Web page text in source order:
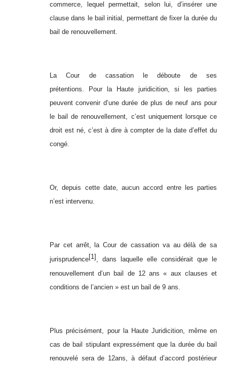
commerce, lequel permettait, selon lui, d’insérer une
clause dans le bail initial, permettant de fixer la durée du
bail de renouvellement.
La Cour de cassation le déboute de ses
prétentions. Pour la Haute juridicition, si les parties
peuvent convenir d’une durée de plus de neuf ans pour
le bail de renouvellement, c’est uniquement lorsque ce
droit est né, c’est à dire à compter de la date d’effet du
congé.
Or, depuis cette date, aucun accord entre les parties
n’est intervenu.
Par cet arrêt, la Cour de cassation va au délà de sa
jurisprudence[1] , dans laquelle elle considérait que le
renouvellement d’un bail de 12 ans « aux clauses et
conditions de l’ancien » est un bail de 9 ans.
Plus précisément, pour la Haute Juridicition, même en
cas de bail stipulant expressément que la durée du bail
renouvelé sera de 12ans, à défaut d’accord postérieur